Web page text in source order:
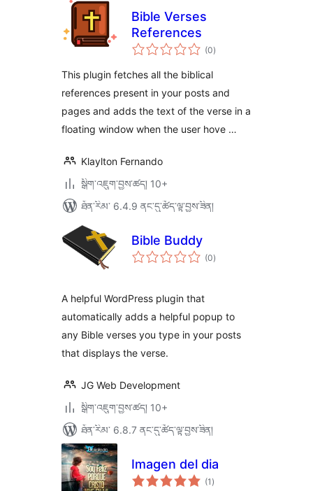
Bible Verses
References
(0གདེང་
འཇོག་
ཚང་།
)
This plugin fetches all the biblical
references present in your posts and
pages and adds the text of the verse in a
floating window when the user hove …
Klaylton Fernando
སྒྲིག་འཇུག་བྱས་ཚད། 10+
ཐོན་རིམ་ 6.4.9 ནང་དུ་ཚོད་ལྟ་བྱས་ཟིན།
Bible Buddy
(0གདེང་
འཇོག་
)
A helpful WordPress plugin that
automatically adds a helpful popup to
any Bible verses you type in your posts
that displays the verse.
JG Web Development
སྒྲིག་འཇུག་བྱས་ཚད། 10+
ཐོན་རིམ་ 6.8.7 ནང་དུ་ཚོད་ལྟ་བྱས་ཟིན།
Imagen del dia
(1 གདེང་
འཇོག་
)